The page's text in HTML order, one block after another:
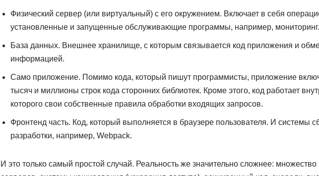
Физический сервер (или виртуальный) с его окружением. Включает в себя
установленные и запущенные обслуживающие программы, например, мониторинг.
База данных. Внешнее хранилище, с которым связывается код приложения и
информацией.
Само приложение. Помимо кода, который пишут программисты, приложение
тысяч и миллионы строк кода сторонних библиотек. Кроме этого, код работает
которого свои собственные правила обработки входящих запросов.
Фронтенд часть. Код, который выполняется в браузере пользователя. И системы
разработки, например, Webpack.
И это только самый простой случай. Реальность же значительно сложнее: